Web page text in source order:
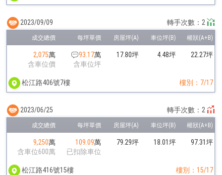
2,075萬
含車位價
93.17萬
含車位坪
17.80坪 4.48坪 22.27坪
松江路406號7樓 樓別：7/17
2023/09/09 轉手次數：2
9,250萬
含車位600萬
109.09萬
已扣除車位
79.29坪 18.01坪 97.31坪
松江路416號15樓 樓別：15/17
2023/06/25 轉手次數：2